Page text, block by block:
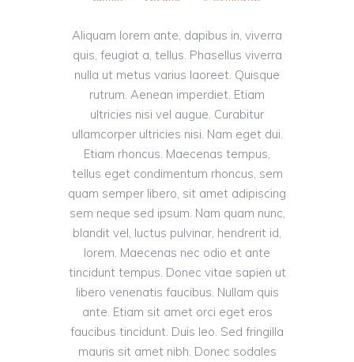
Aliquam lorem ante, dapibus in, viverra
quis, feugiat a, tellus. Phasellus viverra
nulla ut metus varius laoreet. Quisque
rutrum. Aenean imperdiet. Etiam
ultricies nisi vel augue. Curabitur
ullamcorper ultricies nisi. Nam eget dui.
Etiam rhoncus. Maecenas tempus,
tellus eget condimentum rhoncus, sem
quam semper libero, sit amet adipiscing
sem neque sed ipsum. Nam quam nunc,
blandit vel, luctus pulvinar, hendrerit id,
lorem. Maecenas nec odio et ante
tincidunt tempus. Donec vitae sapien ut
libero venenatis faucibus. Nullam quis
ante. Etiam sit amet orci eget eros
faucibus tincidunt. Duis leo. Sed fringilla
mauris sit amet nibh. Donec sodales